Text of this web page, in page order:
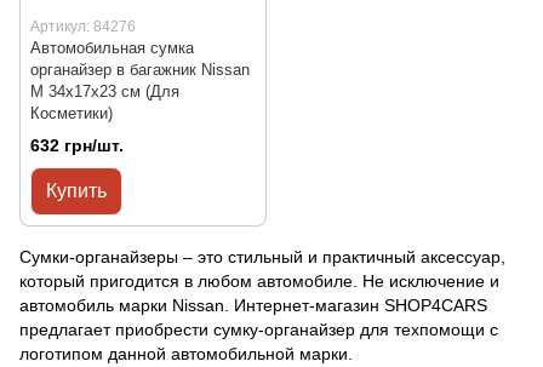
Артикул: 84276
Автомобильная сумка
органайзер в багажник Nissan
M 34x17x23 см (Для
Косметики)
632 грн/шт.
Купить
Сумки-органайзеры – это стильный и практичный аксессуар,
который пригодится в любом автомобиле. Не исключение и
автомобиль марки Nissan. Интернет-магазин SHOP4CARS
предлагает приобрести сумку-органайзер для техпомощи с
логотипом данной автомобильной марки.